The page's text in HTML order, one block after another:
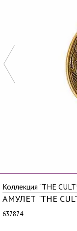
Коллекция "THE
АМУЛЕТ "THE
637874